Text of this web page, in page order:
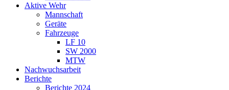
Aktive Wehr
Mannschaft
Geräte
Fahrzeuge
LF 10
SW 2000
MTW
Nachwuchsarbeit
Berichte
Berichte 2024